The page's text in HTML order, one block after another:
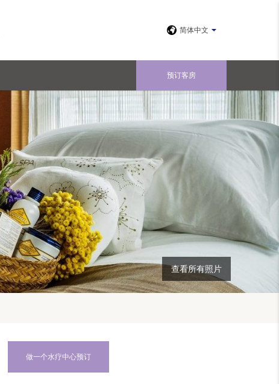
简体中文
预订客房
查看所有照片
做一个水疗中心预订